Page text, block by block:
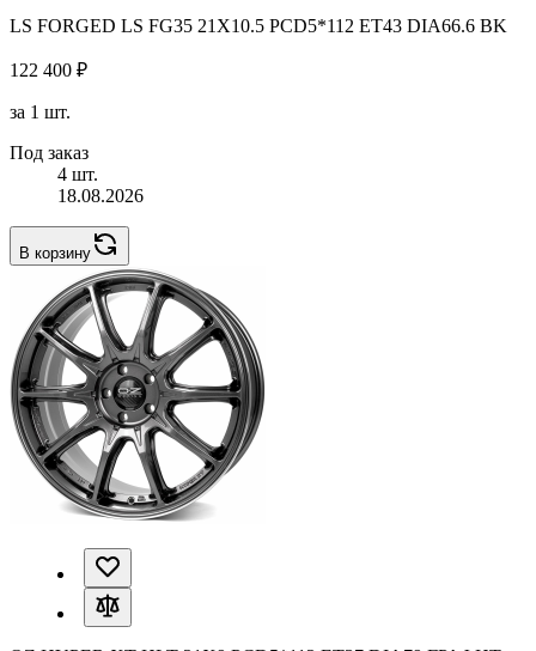
LS FORGED LS FG35 21X10.5 PCD5*112 ET43 DIA66.6 BK
122 400 ₽
за 1 шт.
Под заказ
4 шт.
18.08.2026
В корзину